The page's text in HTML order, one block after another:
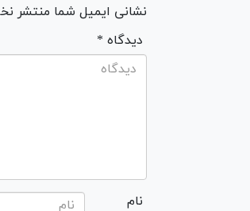
نشانی ایمیل شما منتشر
* دیدگاه
نام